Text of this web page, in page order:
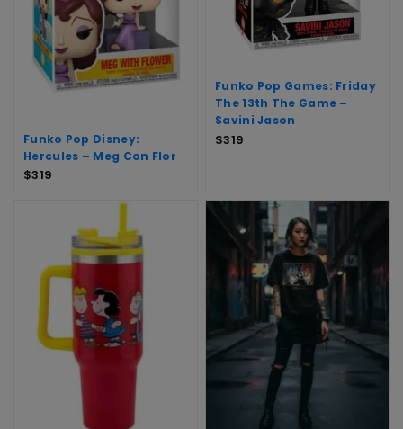
Funko Pop Disney:
Hercules – Meg Con Flor
$319
Funko Pop Games: Friday
The 13th The Game –
Savini Jason
$319